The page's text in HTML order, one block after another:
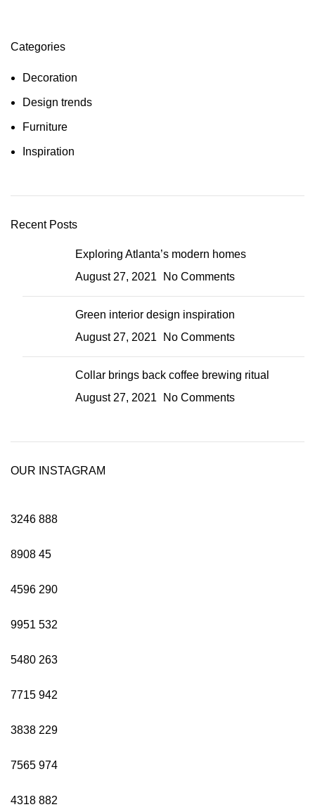
Categories
Decoration
Design trends
Furniture
Inspiration
Recent Posts
Exploring Atlanta’s modern homes
August 27, 2021
No Comments
Green interior design inspiration
August 27, 2021
No Comments
Collar brings back coffee brewing ritual
August 27, 2021
No Comments
OUR INSTAGRAM
3246 888
8908 45
4596 290
9951 532
5480 263
7715 942
3838 229
7565 974
4318 882